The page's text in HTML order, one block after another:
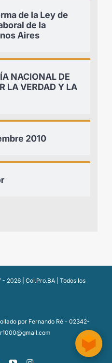
de la Ley de
de la
Aires
NACIONAL DE
LA VERDAD Y LA
2010
- 2026 | Col.Pro.BA | Todos los
por Fernando Ré - 02342-